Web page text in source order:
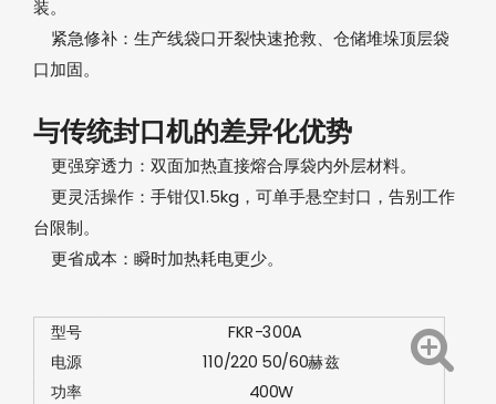
装。
紧急修补‌：生产线袋口开裂快速抢救、仓储堆垛顶层袋
口加固。
与传统封口机的差异化优势‌
‌更强穿透力‌：双面加热直接熔合厚袋内外层材料。
‌更灵活操作‌：手钳仅1.5kg，可单手悬空封口，告别工作
台限制。
‌更省成本‌：瞬时加热耗电更少。
型号
FKR-300A
电源
110/220 50/60赫兹
功率
400W